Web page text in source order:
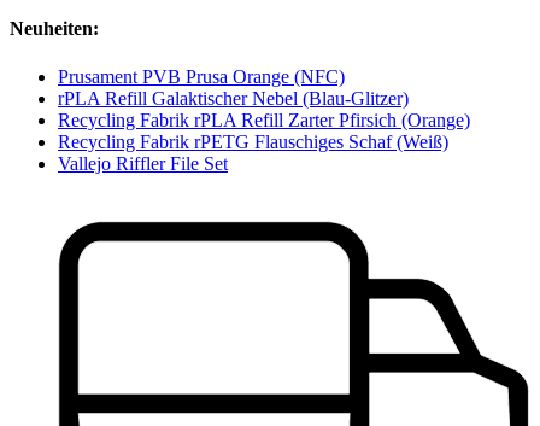
Neuheiten:
Prusament PVB Prusa Orange (NFC)
rPLA Refill Galaktischer Nebel (Blau-Glitzer)
Recycling Fabrik rPLA Refill Zarter Pfirsich (Orange)
Recycling Fabrik rPETG Flauschiges Schaf (Weiß)
Vallejo Riffler File Set